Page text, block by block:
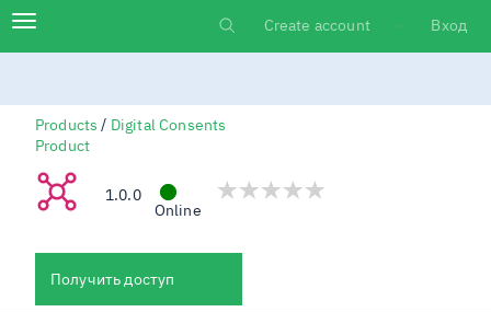
содержимому
Навигация
menu
Log in
Create account Вход
Products / Digital Consents
Product
Digital Consents API
1.0.0
Online
Получить доступ